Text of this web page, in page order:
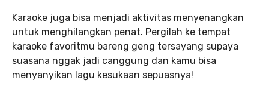
Karaoke juga bisa menjadi aktivitas menyenangkan
untuk menghilangkan penat. Pergilah ke tempat
karaoke favoritmu bareng geng tersayang supaya
suasana nggak jadi canggung dan kamu bisa
menyanyikan lagu kesukaan sepuasnya!